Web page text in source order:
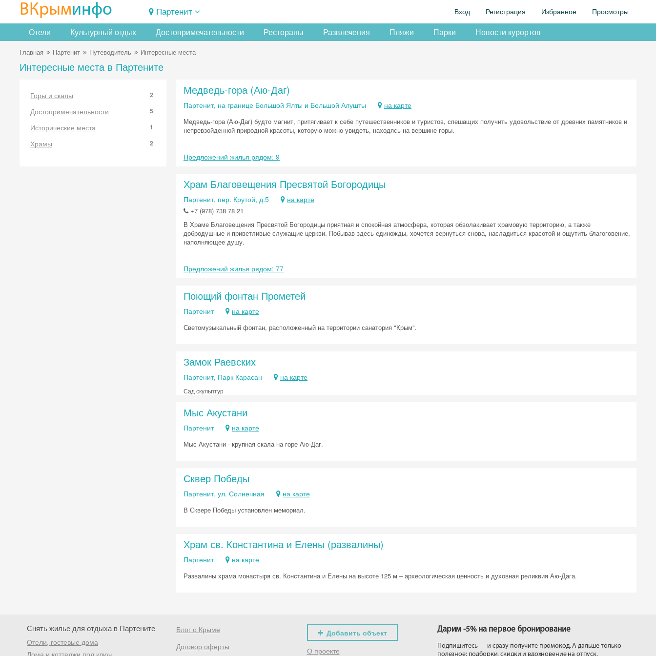
ВКрыминфо Партенит Вход Регистрация Избранное Просмотры
Отели Культурный отдых Достопримечательности Рестораны Развлечения Пляжи Парки Новости курортов
Главная Партенит Путеводитель Интересные места
Интересные места в Партените
Горы и скалы 2
Достопримечательности 5
Исторические места 1
Храмы 2
Медведь-гора (Аю-Даг)
Партенит, на границе Большой Ялты и Большой Алушты на карте
Медведь-гора (Аю-Даг) будто магнит, притягивает к себе путешественников и туристов, спешащих получить удовольствие от древних памятников и
непревзойденной природной красоты, которую можно увидеть, находясь на вершине горы.
Предложений жилья рядом: 9
Храм Благовещения Пресвятой Богородицы
Партенит, пер. Крутой, д.5 на карте
+7 (978) 738 78 21
В Храме Благовещения Пресвятой Богородицы приятная и спокойная атмосфера, которая обволакивает храмовую территорию, а также
добродушные и приветливые служащие церкви. Побывав здесь единожды, хочется вернуться снова, насладиться красотой и ощутить благоговение,
наполняющее душу.
Предложений жилья рядом: 77
Поющий фонтан Прометей
Партенит на карте
Светомузыкальный фонтан, расположенный на территории санатория "Крым".
Замок Раевских
Партенит, Парк Карасан на карте
Сад скульптур
Мыс Акустани
Партенит на карте
Мыс Акустани - крупная скала на горе Аю-Даг.
Сквер Победы
Партенит, ул. Солнечная на карте
В Сквере Победы установлен мемориал.
Храм св. Константина и Елены (развалины)
Партенит на карте
Развалины храма монастыря св. Константина и Елены на высоте 125 м – археологическая ценность и духовная реликвия Аю-Дага.
Снять жилье для отдыха в Партените
Отели, гостевые дома
Дома и коттеджи под ключ
Блог о Крыме
Договор оферты
Добавить объект
О проекте
Дарим -5% на первое бронирование
Подпишитесь — и сразу получите промокод. А дальше только
полезное: подборки, скидки и вдохновение на отпуск.